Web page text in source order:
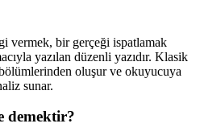
vermek, bir gerçeği ispatlamak
yazılan düzenli yazıdır. Klasik
oluşur ve okuyucuya
sunar.
demektir?